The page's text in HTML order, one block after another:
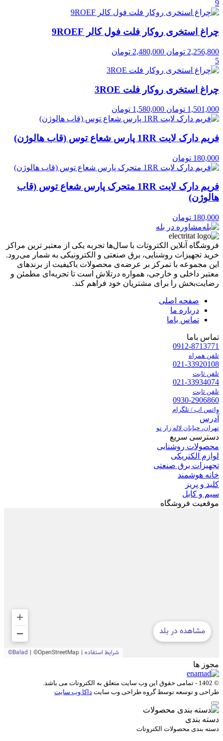
9
چراغ استخری روکار فلت فول کالر 9ROEF
2,256,800 تومان 2,480,000 تومان
5
چراغ استخری روکار فلت 3ROE
1,501,000 تومان 1,580,000 تومان
فریم دارک لایت 1RR پارس شعاع توس (قاب هالوژن)
180,000 تومان
فریم دارک لایت 1RR متحرک پارس شعاع توس (قاب
هالوژن)
180,000 تومان
مشاوره در بله
فروشگاه آنلاین الکتروتات با سال‌ها تجربه یکی از معتبر ترین مراکز
خرید تجهیزات روشنایی، برق صنعتی و الکترونیکی به شمار می‌رود.
این مجموعه با تمرکز بر عرضه‌ی محصولات باکیفیت از برندهای
معتبر داخلی و خارجی، همواره درتلاش است تا تجربه‌ای مطمئن و
رضایت‌بخش را برای مشتریان خود فراهم کند.
صفحه اصلی
درباره ما
تماس باما
تماس باما
0912-8713771
تلفن همراه
021-33920108
تلفن ثابت
021-33934074
تلفن ثابت
0930-2906860
واتس اپ / تلگرام
آدرس
تهران، خیابان لاله زار نو
دسترسی سریع
محصولات روشنایی
لوازم الکتریکی
تجهیزات برق صنعتی
خانه هوشمند
کلید و پریز
سیم و کابل
موقعیت فروشگاه
مجوز ها
© 1402 - تمامی حقوق این وب سایت متعلق به الکتروتات می باشد.
طراحی و توسعه توسط گروه طراحی وب سایت داکا وب سایت
دسته بندی
دسته بندی محصولات الکتروتات